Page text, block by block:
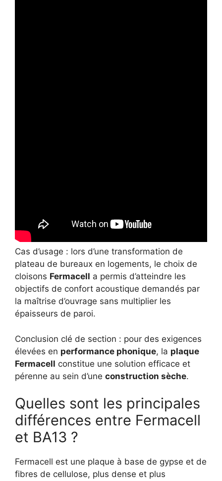
Cas d’usage : lors d’une transformation de
plateau de bureaux en logements, le choix de
cloisons Fermacell a permis d’atteindre les
objectifs de confort acoustique demandés par
la maîtrise d’ouvrage sans multiplier les
épaisseurs de paroi.
Conclusion clé de section : pour des exigences
élevées en performance phonique, la plaque
Fermacell constitue une solution efficace et
pérenne au sein d’une construction sèche.
Quelles sont les principales
différences entre Fermacell
et BA13 ?
Fermacell est une plaque à base de gypse et de
fibres de cellulose, plus dense et plus